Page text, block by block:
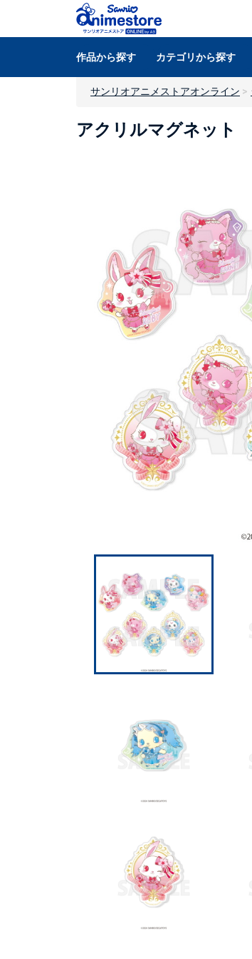
作品から探す カテゴリから探す
サンリオアニメストアオンライン
アクリルマグネット